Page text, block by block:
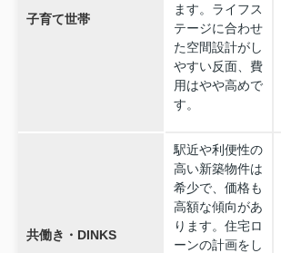
子育て世帯
ます。ライフス
テージに合わせ
た空間設計がし
やすい反面、費
用はやや高めで
す。
共働き・DINKS
駅近や利便性の
高い新築物件は
希少で、価格も
高額な傾向があ
ります。住宅ロ
ーンの計画をし